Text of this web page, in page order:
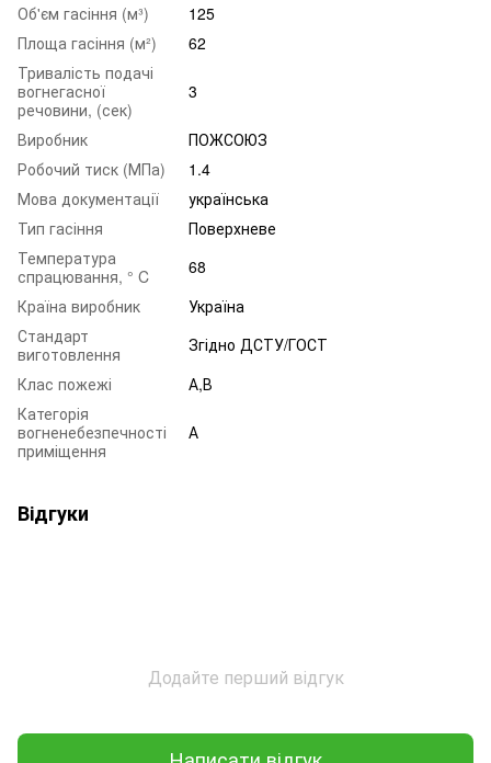
Об'єм гасіння (м³)
125
Площа гасіння (м²)
62
Тривалість подачі
вогнегасної
речовини, (сек)
3
Виробник
ПОЖСОЮЗ
Робочий тиск (МПа)
1.4
Мова документації
українська
Тип гасіння
Поверхневе
Температура
спрацювання, ° C
68
Країна виробник
Україна
Стандарт
виготовлення
Згідно ДСТУ/ГОСТ
Клас пожежі
А,В
Категорія
вогненебезпечності
приміщення
А
Відгуки
Додайте перший відгук